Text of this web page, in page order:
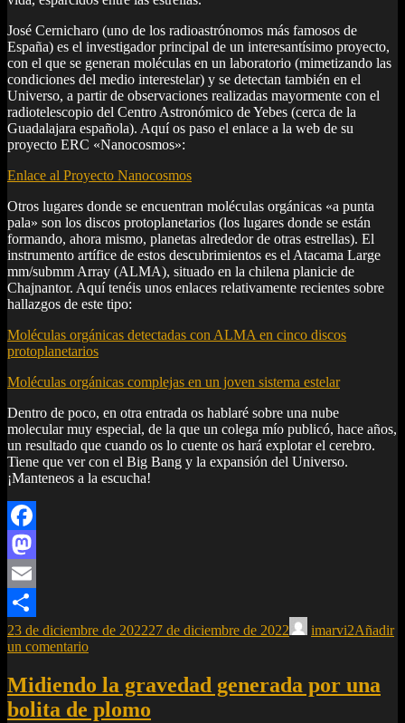
José Cernicharo (uno de los radioastrónomos más famosos de
España) es el investigador principal de un interesantísimo proyecto,
con el que se generan moléculas en un laboratorio (mimetizando las
condiciones del medio interestelar) y se detectan también en el
Universo, a partir de observaciones realizadas mayormente con el
radiotelescopio del Centro Astronómico de Yebes (cerca de la
Guadalajara española). Aquí os paso el enlace a la web de su
proyecto ERC «Nanocosmos»:
Enlace al Proyecto Nanocosmos
Otros lugares donde se encuentran moléculas orgánicas «a punta
pala» son los discos protoplanetarios (los lugares donde se están
formando, ahora mismo, planetas alrededor de otras estrellas). El
instrumento artífice de estos descubrimientos es el Atacama Large
mm/submm Array (ALMA), situado en la chilena planicie de
Chajnantor. Aquí tenéis unos enlaces relativamente recientes sobre
hallazgos de este tipo:
Moléculas orgánicas detectadas con ALMA en cinco discos
protoplanetarios
Moléculas orgánicas complejas en un joven sistema estelar
Dentro de poco, en otra entrada os hablaré sobre una nube
molecular muy especial, de la que un colega mío publicó, hace años,
un resultado que cuando os lo cuente os hará explotar el cerebro.
Tiene que ver con el Big Bang y la expansión del Universo.
¡Manteneos a la escucha!
Facebook
Mastodon
Email
Compartir
23 de diciembre de 202227 de diciembre de 2022 imarvi2Añadir
un comentario
Midiendo la gravedad generada por una
bolita de plomo